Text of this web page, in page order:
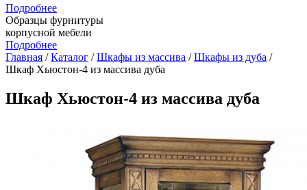
Подробнее
Образцы фурнитуры
корпусной мебели
Подробнее
Главная /Каталог /Шкафы из массива /Шкафы из дуба /
Шкаф Хьюстон-4 из массива дуба
Шкаф Хьюстон-4 из массива дуба